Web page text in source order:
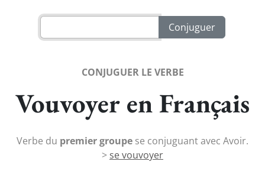
CONJUGUER LE VERBE
Vouvoyer en Français
Verbe du premier groupe se conjuguant avec Avoir.
> se vouvoyer